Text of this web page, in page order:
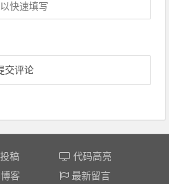
稿
代码高亮
客
最新留言